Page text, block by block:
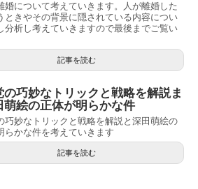
婚について考えていきます。人が離婚した
ときやその背景に隠されている内容につい
分析し考えていきますので最後までご覧い
記事を読む
の巧妙なトリックと戦略を解説ま
萌絵の正体が明らかな件
巧妙なトリックと戦略を解説と深田萌絵の
らかな件を考えていきます
記事を読む